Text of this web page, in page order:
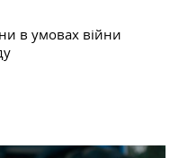
в умовах війни